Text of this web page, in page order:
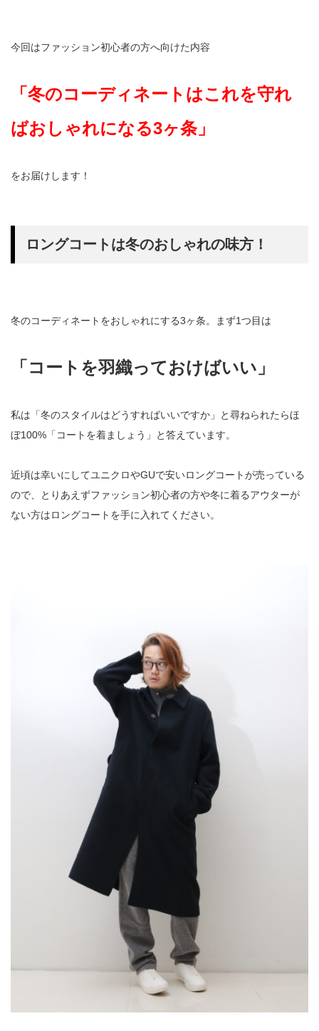
今回はファッション初心者の方へ向けた内容
「冬のコーディネートはこれを守れ
ばおしゃれになる3ヶ条」
をお届けします！
ロングコートは冬のおしゃれの味方！
冬のコーディネートをおしゃれにする3ヶ条。まず1つ目は
「コートを羽織っておけばいい」
私は「冬のスタイルはどうすればいいですか」と尋ねられたらほ
ぼ100%「コートを着ましょう」と答えています。
近頃は幸いにしてユニクロやGUで安いロングコートが売っている
ので、とりあえずファッション初心者の方や冬に着るアウターが
ない方はロングコートを手に入れてください。